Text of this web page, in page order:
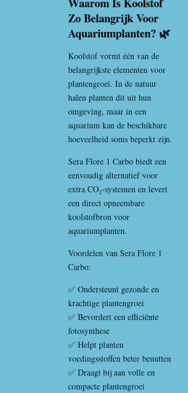
Zo Belangrijk Voor
Aquariumplanten? 🌿
Koolstof vormt één van de
belangrijkste elementen voor
plantengroei. In de natuur
halen planten dit uit hun
omgeving, maar in een
aquarium kan de beschikbare
hoeveelheid soms beperkt zijn.
Sera Flore 1 Carbo biedt een
eenvoudig alternatief voor
extra CO₂-systemen en levert
een direct opneembare
koolstofbron voor
aquariumplanten.
Voordelen van Sera Flore 1
Carbo:
✅ Ondersteunt gezonde en
krachtige plantengroei
✅ Bevordert een efficiënte
fotosynthese
✅ Helpt planten
voedingsstoffen beter benutten
✅ Draagt bij aan volle en
compacte plantengroei